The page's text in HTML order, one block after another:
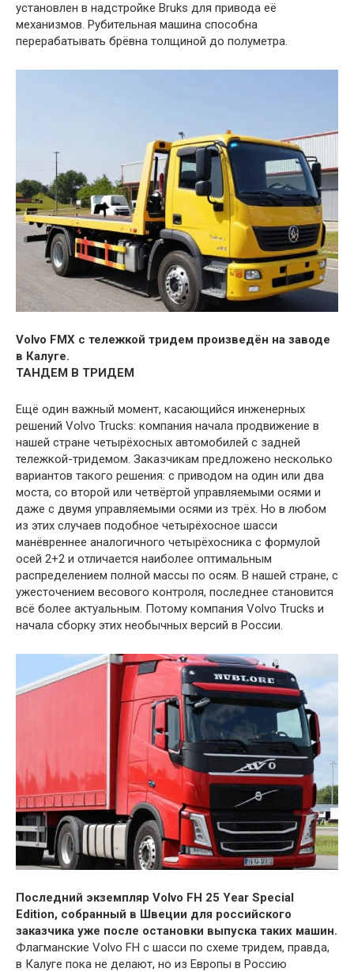
установлен в надстройке Bruks для привода её
механизмов. Рубительная машина способна
перерабатывать брёвна толщиной до полуметра.
Volvo FMX с тележкой тридем произведён на заводе
в Калуге.
ТАНДЕМ В ТРИДЕМ
Ещё один важный момент, касающийся инженерных
решений Volvo Trucks: компания начала продвижение в
нашей стране четырёхосных автомобилей с задней
тележкой-тридемом. Заказчикам предложено несколько
вариантов такого решения: с приводом на один или два
моста, со второй или четвёртой управляемыми осями и
даже с двумя управляемыми осями из трёх. Но в любом
из этих случаев подобное четырёхосное шасси
манёвреннее аналогичного четырёхосника с формулой
осей 2+2 и отличается наиболее оптимальным
распределением полной массы по осям. В нашей стране, с
ужесточением весового контроля, последнее становится
всё более актуальным. Потому компания Volvo Trucks и
начала сборку этих необычных версий в России.
Последний экземпляр Volvo FH 25 Year Special
Edition, собранный в Швеции для российского
заказчика уже после остановки выпуска таких машин.
Флагманские Volvo FH с шасси по схеме тридем, правда,
в Калуге пока не делают, но из Европы в Россию